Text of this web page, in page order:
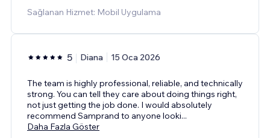
Sağlanan Hizmet: Mobil Uygulama
5 Diana 15 Oca 2026
The team is highly professional, reliable, and technically
strong. You can tell they care about doing things right,
not just getting the job done. I would absolutely
recommend Samprand to anyone looki...
Daha Fazla Göster